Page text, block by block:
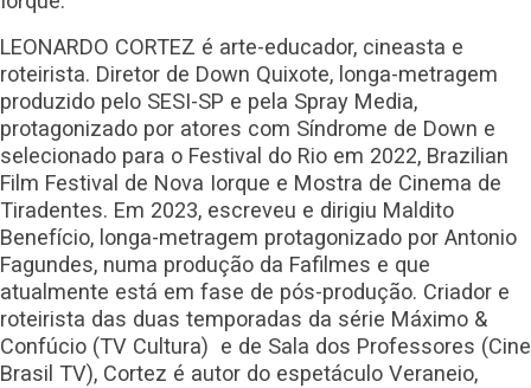
LEONARDO CORTEZ é arte-educador, cineasta e
roteirista. Diretor de Down Quixote, longa-metragem
produzido pelo SESI-SP e pela Spray Media,
protagonizado por atores com Síndrome de Down e
selecionado para o Festival do Rio em 2022, Brazilian
Film Festival de Nova Iorque e Mostra de Cinema de
Tiradentes. Em 2023, escreveu e dirigiu Maldito
Benefício, longa-metragem protagonizado por Antonio
Fagundes, numa produção da Fafilmes e que
atualmente está em fase de pós-produção. Criador e
roteirista das duas temporadas da série Máximo &
Confúcio (TV Cultura) e de Sala dos Professores (Cine
Brasil TV), Cortez é autor do espetáculo Veraneio,